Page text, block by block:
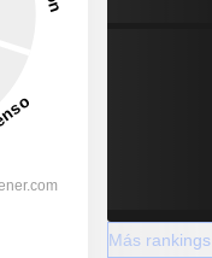
Más rankings